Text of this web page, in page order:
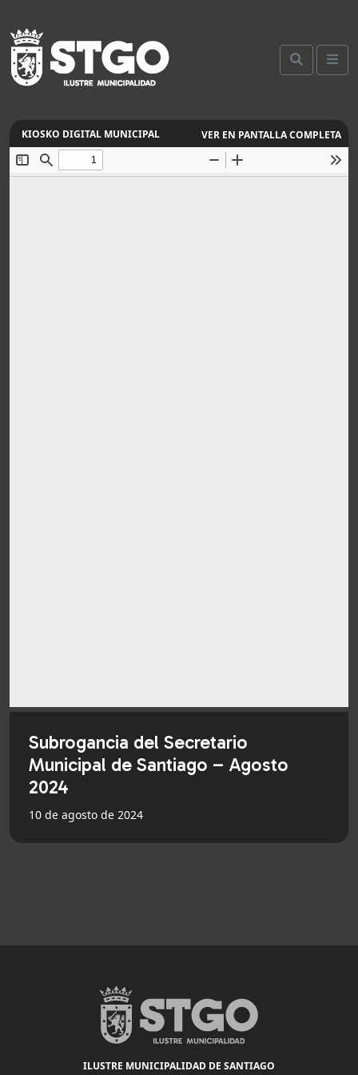
VER EN PANTALLA COMPLETA
Subrogancia del Secretario
Municipal de Santiago – Agosto
2024
10 de agosto de 2024
ILUSTRE MUNICIPALIDAD DE SANTIAGO